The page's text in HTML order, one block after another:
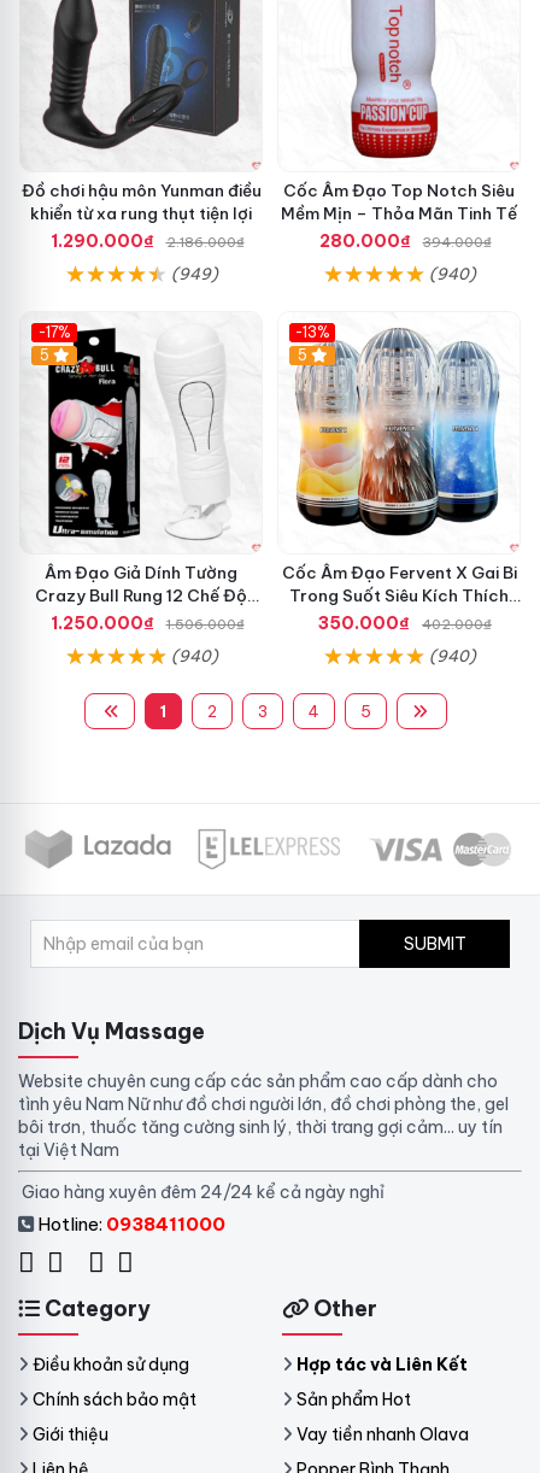
Đồ chơi hậu môn Yunman điều
khiển từ xa rung thụt tiện lợi
1.290.000₫
2.186.000₫
(949)
Cốc Âm Đạo Top Notch Siêu
Mềm Mịn – Thỏa Mãn Tinh Tế
280.000₫
394.000₫
(940)
-17%
5
Âm Đạo Giả Dính Tường
Crazy Bull Rung 12 Chế Độ
Siêu Mạnh
1.250.000₫ 1.506.000₫
(940)
-13%
Hot
5
Cốc Âm Đạo Fervent X Gai Bi
Trong Suốt Siêu Kích Thích
Nam Giới
350.000₫ 402.000₫
(940)
1 2 3 4 5
SUBMIT
Dịch Vụ Massage
Website chuyên cung cấp các sản phẩm cao cấp dành cho
tình yêu Nam Nữ như đồ chơi người lớn, đồ chơi phòng the, gel
bôi trơn, thuốc tăng cường sinh lý, thời trang gợi cảm... uy tín
tại Việt Nam
Giao hàng xuyên đêm 24/24 kể cả ngày nghỉ
Hotline: 0938411000
Category
Điều khoản sử dụng
Chính sách bảo mật
Giới thiệu
Other
Hợp tác và Liên Kết
Sản phẩm Hot
Vay tiền nhanh Olava